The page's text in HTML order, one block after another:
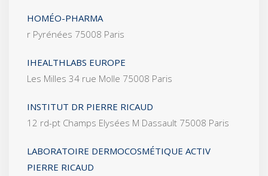
HOMÉO-PHARMA
r Pyrénées 75008 Paris
IHEALTHLABS EUROPE
Les Milles 34 rue Molle 75008 Paris
INSTITUT DR PIERRE RICAUD
12 rd-pt Champs Elysées M Dassault 75008 Paris
LABORATOIRE DERMOCOSMÉTIQUE ACTIV
PIERRE RICAUD